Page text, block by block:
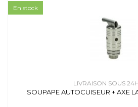
LIVRAISON SOUS
SOUPAPE AUTOCUISEUR + AXE
En stock